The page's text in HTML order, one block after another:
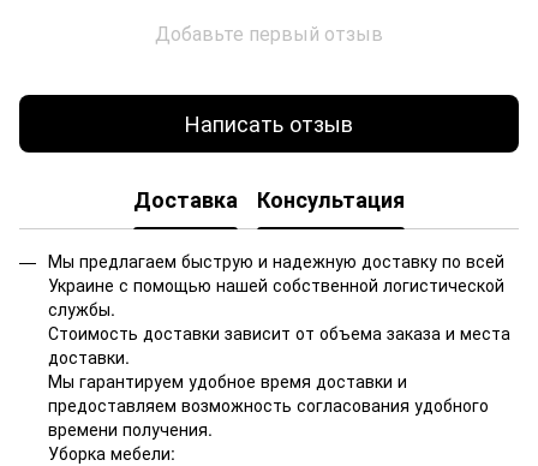
Добавьте первый отзыв
Написать отзыв
Доставка Консультация
Мы предлагаем быструю и надежную доставку по всей
Украине с помощью нашей собственной логистической
службы.
Стоимость доставки зависит от объема заказа и места
доставки.
Мы гарантируем удобное время доставки и
предоставляем возможность согласования удобного
времени получения.
Уборка мебели: